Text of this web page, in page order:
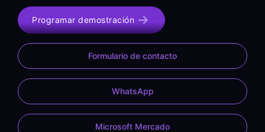
Programar demostración
Formulario de contacto
WhatsApp
Microsoft Mercado